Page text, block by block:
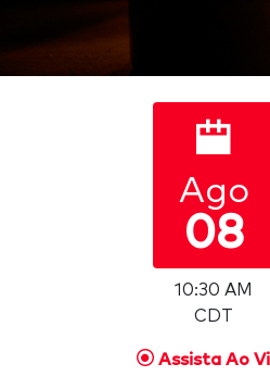
Ago
08
10:30 AM
CDT
Assista Ao